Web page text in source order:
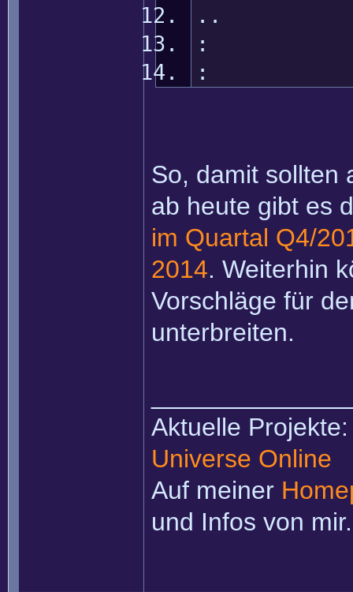
..
:
:
So, damit sollten
ab heute gibt es
im Quartal Q4/
2014. Weiterhin
Vorschläge für
unterbreiten.
Aktuelle
Universe Online
Auf meiner
und Infos von mir.